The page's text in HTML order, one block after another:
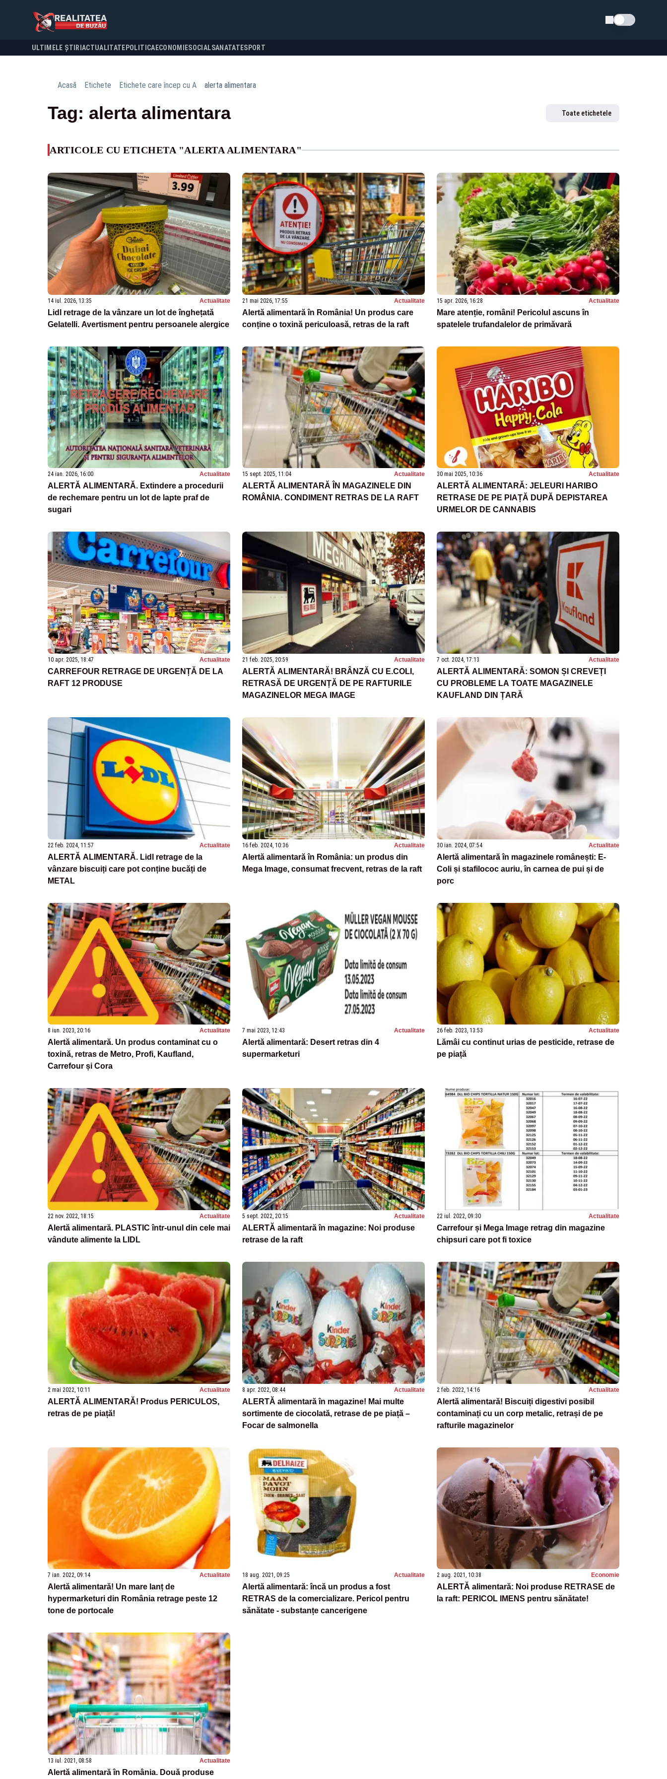
Schimba tema
ULTIMELE ȘTIRI ACTUALITATE POLITICA ECONOMIESOCIALSANATATESPORT
Acasă Etichete Etichete care încep cu A alerta alimentara
Tag: alerta alimentara Toate etichetele
ARTICOLE CU ETICHETA "ALERTA ALIMENTARA"
14 iul. 2026, 13:35 Actualitate
Lidl retrage de la vânzare un lot de înghețată
Gelatelli. Avertisment pentru persoanele alergice
21 mai 2026, 17:55 Actualitate
Alertă alimentară în România! Un produs care
conține o toxină periculoasă, retras de la raft
15 apr. 2026, 16:28 Actualitate
Mare atenție, români! Pericolul ascuns în
spatelele trufandalelor de primăvară
24 ian. 2026, 16:00 Actualitate
ALERTĂ ALIMENTARĂ. Extindere a procedurii
de rechemare pentru un lot de lapte praf de
sugari
15 sept. 2025, 11:04 Actualitate
ALERTĂ ALIMENTARĂ ÎN MAGAZINELE DIN
ROMÂNIA. CONDIMENT RETRAS DE LA RAFT
30 mai 2025, 10:36 Actualitate
ALERTĂ ALIMENTARĂ: JELEURI HARIBO
RETRASE DE PE PIAȚĂ DUPĂ DEPISTAREA
URMELOR DE CANNABIS
10 apr. 2025, 18:47 Actualitate
CARREFOUR RETRAGE DE URGENȚĂ DE LA
RAFT 12 PRODUSE
21 feb. 2025, 20:59 Actualitate
ALERTĂ ALIMENTARĂ! BRÂNZĂ CU E.COLI,
RETRASĂ DE URGENȚĂ DE PE RAFTURILE
MAGAZINELOR MEGA IMAGE
7 oct. 2024, 17:13 Actualitate
ALERTĂ ALIMENTARĂ: SOMON ȘI CREVEȚI
CU PROBLEME LA TOATE MAGAZINELE
KAUFLAND DIN ȚARĂ
22 feb. 2024, 11:57 Actualitate
ALERTĂ ALIMENTARĂ. Lidl retrage de la
vânzare biscuiți care pot conține bucăți de
METAL
16 feb. 2024, 10:36 Actualitate
Alertă alimentară în România: un produs din
Mega Image, consumat frecvent, retras de la raft
30 ian. 2024, 07:54 Actualitate
Alertă alimentară în magazinele românești: E-
Coli și stafilococ auriu, în carnea de pui și de
porc
8 iun. 2023, 20:16 Actualitate
Alertă alimentară. Un produs contaminat cu o
toxină, retras de Metro, Profi, Kaufland,
Carrefour și Cora
7 mai 2023, 12:43 Actualitate
Alertă alimentară: Desert retras din 4
supermarketuri
26 feb. 2023, 13:53 Actualitate
Lămâi cu continut urias de pesticide, retrase de
pe piață
22 nov. 2022, 18:15 Actualitate
Alertă alimentară. PLASTIC într-unul din cele mai
vândute alimente la LIDL
5 sept. 2022, 20:15 Actualitate
ALERTĂ alimentară în magazine: Noi produse
retrase de la raft
22 iul. 2022, 09:30 Actualitate
Carrefour și Mega Image retrag din magazine
chipsuri care pot fi toxice
2 mai 2022, 10:11 Actualitate
ALERTĂ ALIMENTARĂ! Produs PERICULOS,
retras de pe piață!
8 apr. 2022, 08:44 Actualitate
ALERTĂ alimentară în magazine! Mai multe
sortimente de ciocolată, retrase de pe piață –
Focar de salmonella
2 feb. 2022, 14:16 Actualitate
Alertă alimentară! Biscuiți digestivi posibil
contaminați cu un corp metalic, retrași de pe
rafturile magazinelor
7 ian. 2022, 09:14 Actualitate
Alertă alimentară! Un mare lanț de
hypermarketuri din România retrage peste 12
tone de portocale
18 aug. 2021, 09:25 Actualitate
Alertă alimentară: încă un produs a fost
RETRAS de la comercializare. Pericol pentru
sănătate - substanțe cancerigene
2 aug. 2021, 10:38 Economie
ALERTĂ alimentară: Noi produse RETRASE de
la raft: PERICOL IMENS pentru sănătate!
13 iul. 2021, 08:58 Actualitate
Alertă alimentară în România. Două produse